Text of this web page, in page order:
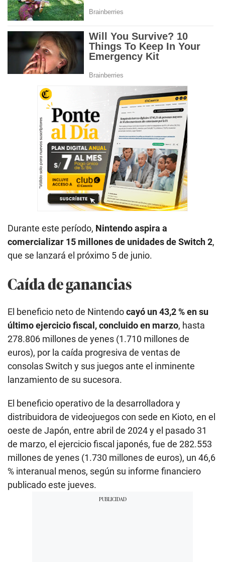
Durante este período, Nintendo aspira a
comercializar 15 millones de unidades de Switch 2,
que se lanzará el próximo 5 de junio.
Caída de ganancias
El beneficio neto de Nintendocayó un 43,2 % en su
último ejercicio fiscal, concluido en marzo, hasta
278.806 millones de yenes (1.710 millones de
euros), por la caída progresiva de ventas de
consolas Switch y sus juegos ante el inminente
lanzamiento de su sucesora.
El beneficio operativo de la desarrolladora y
distribuidora de videojuegos con sede en Kioto, en el
oeste de Japón, entre abril de 2024 y el pasado 31
de marzo, el ejercicio fiscal japonés, fue de 282.553
millones de yenes (1.730 millones de euros), un 46,6
% interanual menos, según su informe financiero
publicado este jueves.